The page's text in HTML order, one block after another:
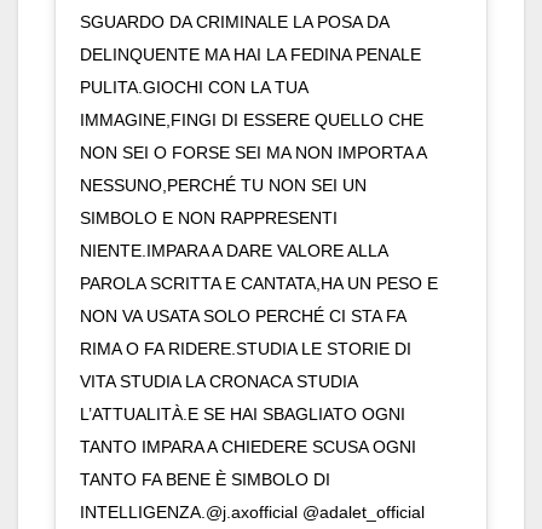
SGUARDO DA CRIMINALE LA POSA DA
DELINQUENTE MA HAI LA FEDINA PENALE
PULITA.GIOCHI CON LA TUA
IMMAGINE,FINGI DI ESSERE QUELLO CHE
NON SEI O FORSE SEI MA NON IMPORTA A
NESSUNO,PERCHÉ TU NON SEI UN
SIMBOLO E NON RAPPRESENTI
NIENTE.IMPARA A DARE VALORE ALLA
PAROLA SCRITTA E CANTATA,HA UN PESO E
NON VA USATA SOLO PERCHÉ CI STA FA
RIMA O FA RIDERE.STUDIA LE STORIE DI
VITA STUDIA LA CRONACA STUDIA
L’ATTUALITÀ.E SE HAI SBAGLIATO OGNI
TANTO IMPARA A CHIEDERE SCUSA OGNI
TANTO FA BENE È SIMBOLO DI
INTELLIGENZA.@j.axofficial @adalet_official